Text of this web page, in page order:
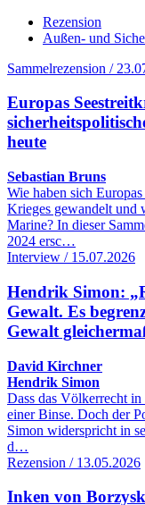
Rezension
Außen- und
Sammelrezension /
Europas
heute
Sebastian Bruns
Wie haben sich
Krieges gewandelt und
Marine? In dieser
2024 ersc…
Interview / 15.07.2026
Hendrik Simon:
Gewalt. Es
Gewalt
David Kirchner
Hendrik Simon
Dass das Völkerrecht
einer Binse. Doch der
Simon widerspricht in
d…
Rezension / 13.05.2026
Inken von